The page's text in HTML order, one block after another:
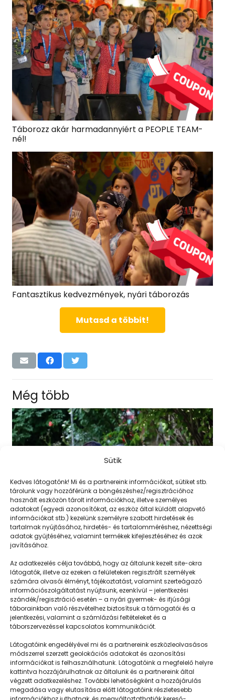
Sütik
Kedves látogatónk! Mi és a partnereink információkat, sütiket stb.
tárolunk vagy hozzáférünk a böngészéshez/regisztrációhoz
használt eszközön tárolt információkhoz, illetve személyes
adatokat (egyedi azonosítókat, az eszköz által küldött alapvető
információkat stb.) kezelünk személyre szabott hirdetések és
tartalmak nyújtásához, hirdetés- és tartalomméréshez, nézettségi
adatok gyűjtéséhez, valamint termékek kifejlesztéséhez és azok
javításához.
Az adatkezelés célja továbbá, hogy az általunk kezelt site-okra
látogatók, illetve az ezeken a felületeken regisztrált személyek
számára olvasói élményt, tájékoztatást, valamint szerteágazó
információszolgáltatást nyújtsunk, ezenkívül – jelentkezési
szándék/regisztráció esetén – a nyári gyermek- és ifjúsági
táborainkban való részvételhez biztosítsuk a támogatói és a
jelentkezési, valamint a számlázási feltételeket és a
táborszervezéssel kapcsolatos kommunikációt.
Látogatóink engedélyével mi és a partnereink eszközleolvasásos
módszerrel szerzett geolokációs adatokat és azonosítási
információkat is felhasználhatunk. Látogatóink a megfelelő helyre
kattintva hozzájárulhatnak az általunk és a partnereink által
végzett adatkezeléshez. További lehetőségként a hozzájárulás
megadása vagy elutasítása előtt látogatóink részletesebb
Táborozz akár harmadannyiért a PEOPLE TEAM-
nél!
Fantasztikus kedvezmények, nyári táborozás
Mutasd a többit!
Még több
Márk napja